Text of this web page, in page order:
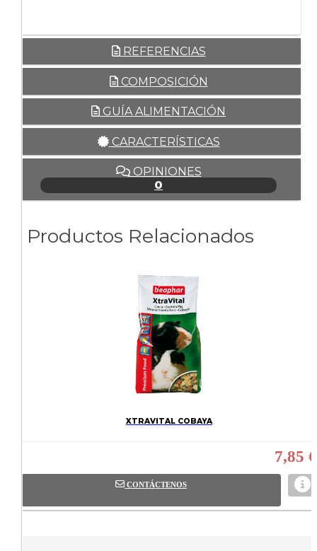
REFERENCIAS
COMPOSICIÓN
GUÍA ALIMENTACIÓN
CARACTERÍSTICAS
OPINIONES
0
Productos Relacionados
XTRAVITAL COBAYA
7,85 €
CONTÁCTENOS